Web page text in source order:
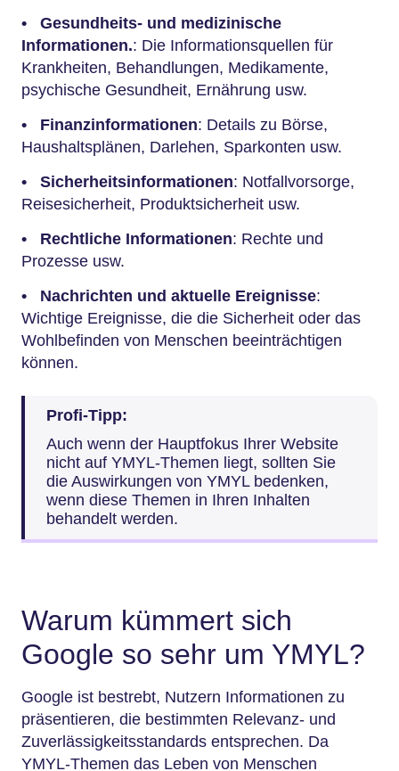
• Gesundheits- und medizinische
Informationen.: Die Informationsquellen für
Krankheiten, Behandlungen, Medikamente,
psychische Gesundheit, Ernährung usw.
• Finanzinformationen: Details zu Börse,
Haushaltsplänen, Darlehen, Sparkonten usw.
• Sicherheitsinformationen: Notfallvorsorge,
Reisesicherheit, Produktsicherheit usw.
• Rechtliche Informationen: Rechte und
Prozesse usw.
• Nachrichten und aktuelle Ereignisse:
Wichtige Ereignisse, die die Sicherheit oder das
Wohlbefinden von Menschen beeinträchtigen
können.
Profi-Tipp:
Auch wenn der Hauptfokus Ihrer Website
nicht auf YMYL-Themen liegt, sollten Sie
die Auswirkungen von YMYL bedenken,
wenn diese Themen in Ihren Inhalten
behandelt werden.
Warum kümmert sich
Google so sehr um YMYL?
Google ist bestrebt, Nutzern Informationen zu
präsentieren, die bestimmten Relevanz- und
Zuverlässigkeitsstandards entsprechen. Da
YMYL-Themen das Leben von Menschen